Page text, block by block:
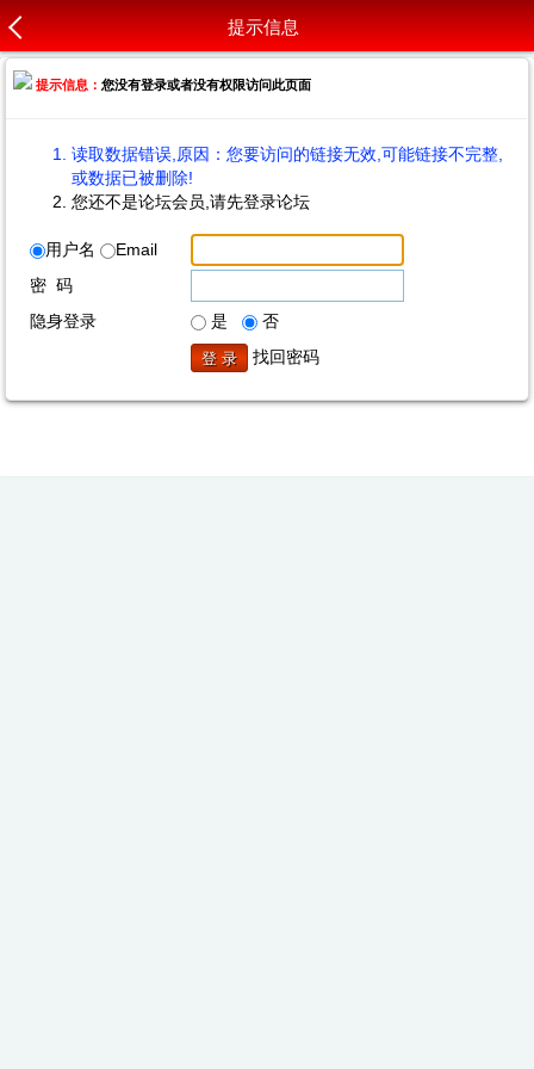
提示信息
提示信息：您没有登录或者没有权限访问此页面
读取数据错误,原因：您要访问的链接无效,可能链接不完整,
或数据已被删除!
您还不是论坛会员,请先登录论坛
用户名
Email
密 码
隐身登录
是
否
找回密码